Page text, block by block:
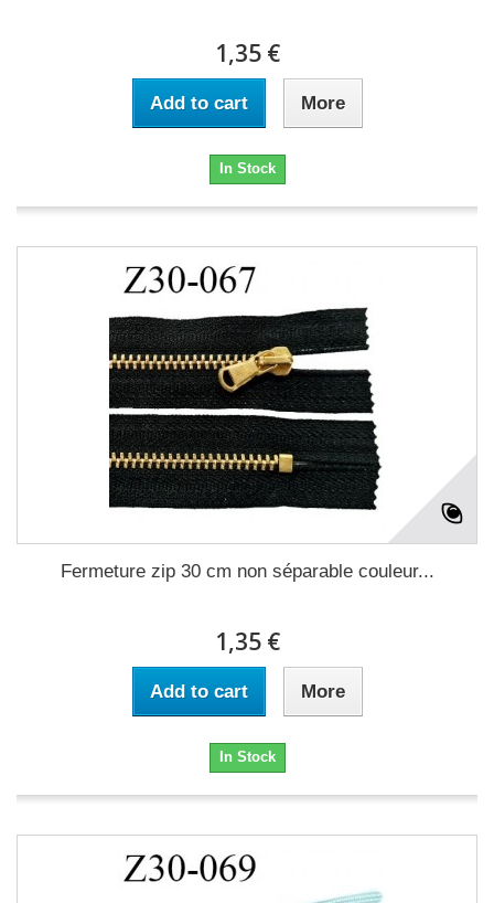
1,35 €
Add to cart More
In Stock
Fermeture zip 30 cm non séparable couleur...
1,35 €
Add to cart More
In Stock